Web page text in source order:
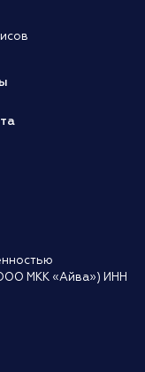
МКК «Айва») ИНН